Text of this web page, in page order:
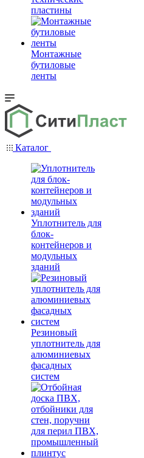
пластины
Монтажные
бутиловые
ленты
Каталог
Уплотнитель для
блок-
контейнеров и
модульных
зданий
Резиновый
уплотнитель для
алюминиевых
фасадных
систем